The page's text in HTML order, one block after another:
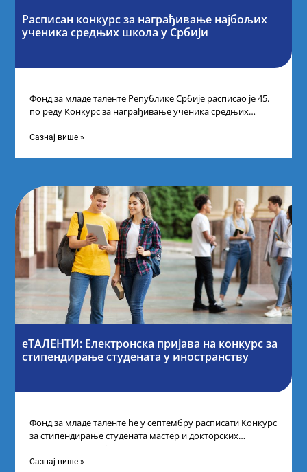
Расписан конкурс за награђивање најбољих
ученика средњих школа у Србији
Фонд за младе таленте Републике Србије расписао је 45.
по реду Конкурс за награђивање ученика средњих
Сазнај више »
еТАЛЕНТИ: Електронска пријава на конкурс за
стипендирање студената у иностранству
Фонд за младе таленте ће у септембру расписати Конкурс
за стипендирање студената мастер и докторских
академских студија у иностранству, на
Сазнај више »